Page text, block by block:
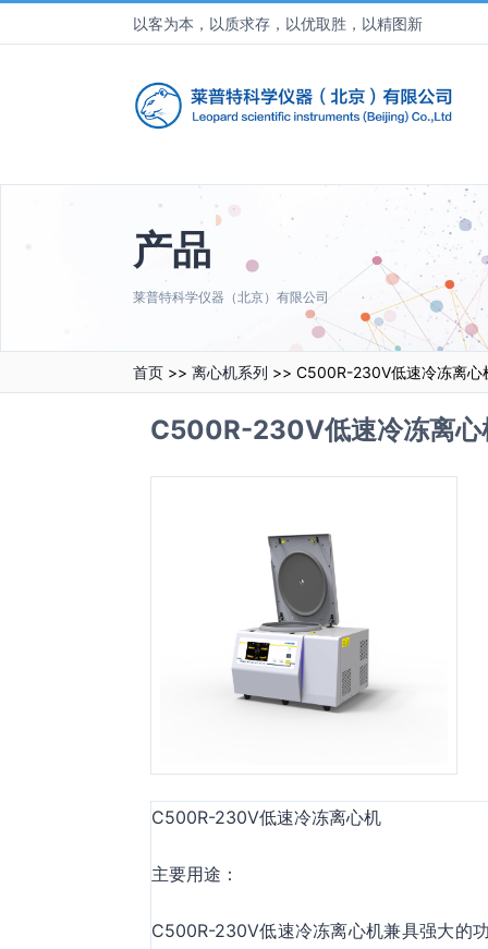
以客为本，以质求存，以优取胜，以精图新
产品
莱普特科学仪器（北京）有限公司
首页 >> 离心机系列 >> C500R-230V低速冷冻离心
C500R-230V低速冷冻离心
C500R-230V低速冷冻离心机
主要用途：
C500R-230V低速冷冻离心机兼具强大的